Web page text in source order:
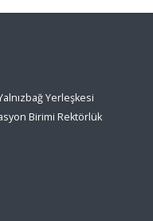
Yerleşkesi
Birimi Rektörlük